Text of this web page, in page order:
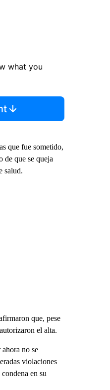
what you
que fue sometido,
de que se queja
salud.
que, pese
el alta.
no se
violaciones
en su